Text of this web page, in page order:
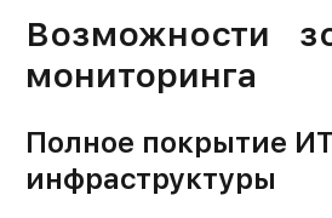
Возможности
мониторинга
Полное покрытие
инфраструктуры